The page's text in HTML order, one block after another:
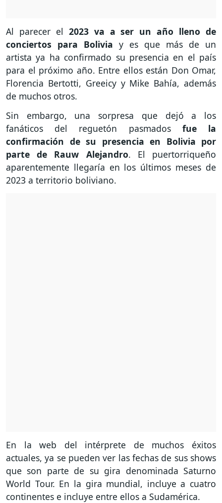
Al parecer el 2023 va a ser un año lleno de
conciertos para Bolivia y es que más de un
artista ya ha confirmado su presencia en el país
para el próximo año. Entre ellos están Don Omar,
Florencia Bertotti, Greeicy y Mike Bahía, además
de muchos otros.
Sin embargo, una sorpresa que dejó a los
fanáticos del reguetón pasmados fue la
confirmación de su presencia en Bolivia por
parte de Rauw Alejandro. El puertorriqueño
aparentemente llegaría en los últimos meses de
2023 a territorio boliviano.
En la web del intérprete de muchos éxitos
actuales, ya se pueden ver las fechas de sus shows
que son parte de su gira denominada Saturno
World Tour. En la gira mundial, incluye a cuatro
continentes e incluye entre ellos a Sudamérica.